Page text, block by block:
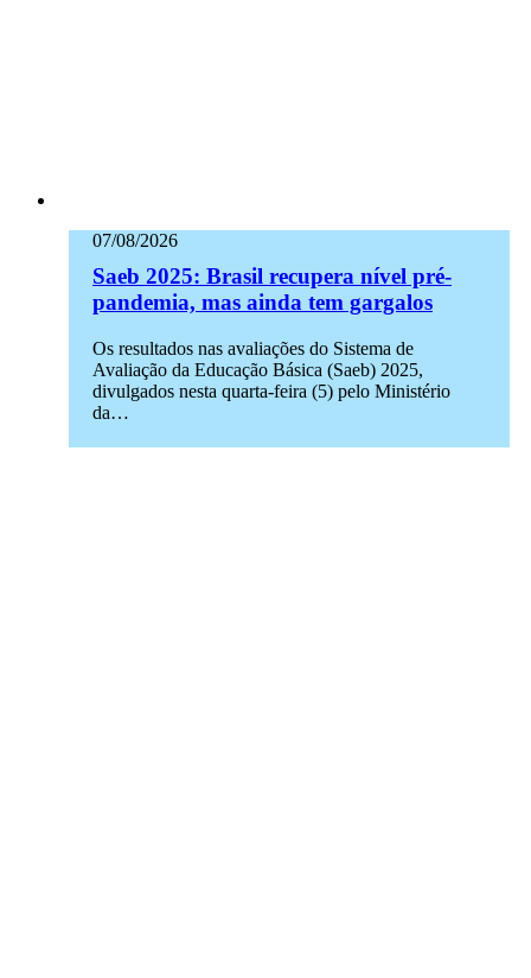
07/08/2026
Saeb 2025: Brasil recupera nível pré-
pandemia, mas ainda tem gargalos
Os resultados nas avaliações do Sistema de
Avaliação da Educação Básica (Saeb) 2025,
divulgados nesta quarta-feira (5) pelo Ministério
da…